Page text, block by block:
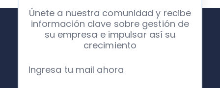
Únete a nuestra comunidad y recibe
información clave sobre gestión de
su empresa e impulsar así su
crecimiento
Ingresa tu mail ahora